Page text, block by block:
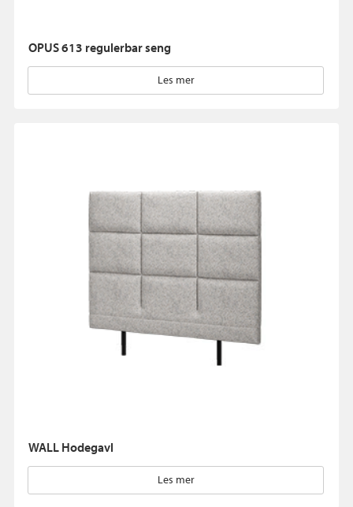
OPUS 613 regulerbar seng
Les mer
WALL Hodegavl
Les mer